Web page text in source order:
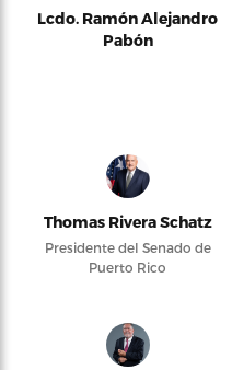
Lcdo. Ramón Alejandro
Pabón
Thomas Rivera Schatz
Presidente del Senado de
Puerto Rico